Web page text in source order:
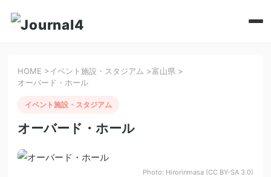
HOME >イベント施設・スタジアム >富山県 >
オーバード・ホール
イベント施設・スタジアム
オーバード・ホール
Photo: Hirorinmasa (CC BY-SA 3.0)